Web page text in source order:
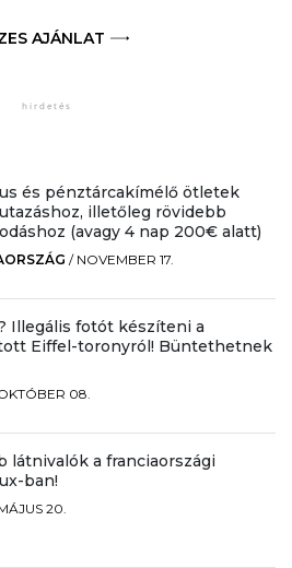
AJÁNLAT
és pénztárcakímélő ötletek
illetőleg rövidebb
(avagy 4 nap 200€ alatt)
/ NOVEMBER 17.
Illegális fotót készíteni a
Eiffel-toronyról! Büntethetnek
08.
látnivalók a franciaországi
ban!
20.